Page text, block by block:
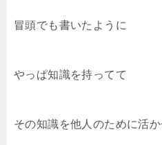
冒頭でも書いたように
やっぱ知識を持ってて
その知識を他人のために活